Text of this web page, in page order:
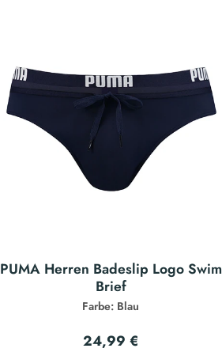
PUMA Herren Badeslip Logo Swim
Brief
Farbe: Blau
24,99 €